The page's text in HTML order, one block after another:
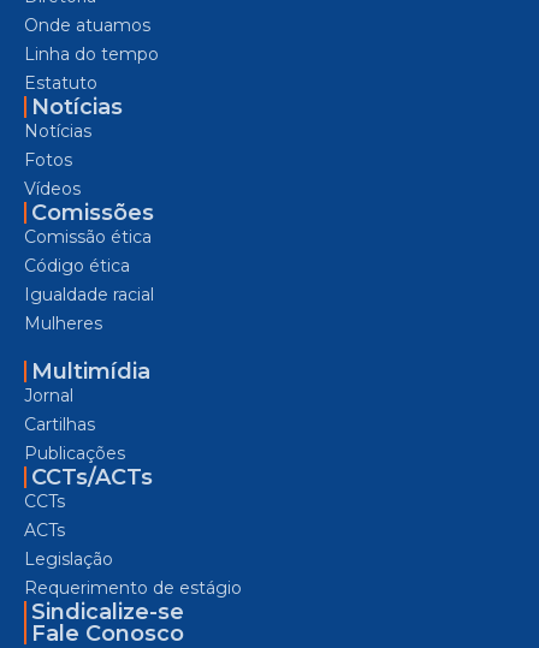
Onde atuamos
Linha do tempo
Estatuto
Notícias
Notícias
Fotos
Vídeos
Comissões
Comissão ética
Código ética
Igualdade racial
Mulheres
Multimídia
Jornal
Cartilhas
Publicações
CCTs/ACTs
CCTs
ACTs
Legislação
Requerimento de estágio
Sindicalize-se
Fale Conosco